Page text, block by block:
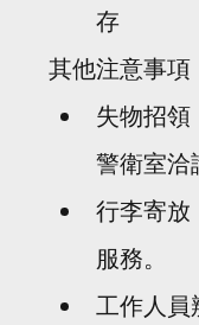
存
其他注意事項
失物招領
警衛室洽
行李寄放
服務。
工作人員